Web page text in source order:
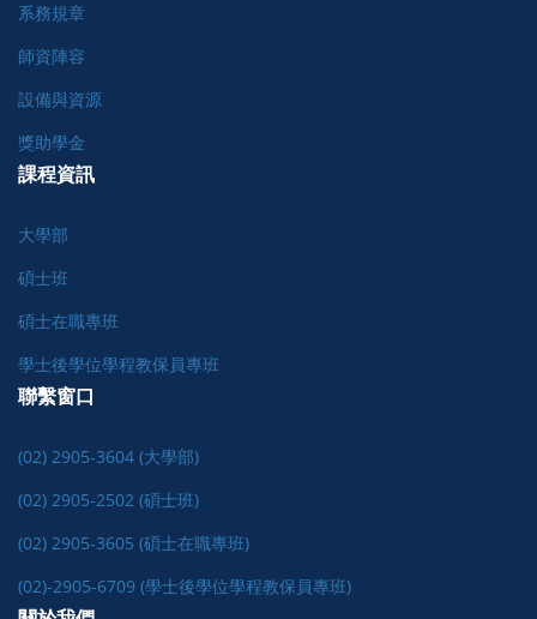
系務規章
師資陣容
設備與資源
獎助學金
課程資訊
大學部
碩士班
碩士在職專班
學士後學位學程教保員專班
聯繫窗口
(02) 2905-3604 (大學部)
(02) 2905-2502 (碩士班)
(02) 2905-3605 (碩士在職專班)
(02)-2905-6709 (學士後學位學程教保員專班)